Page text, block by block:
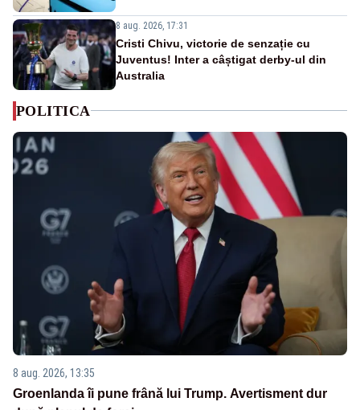
8 aug. 2026, 17:31
Cristi Chivu, victorie de senzație cu
Juventus! Inter a câștigat derby-ul din
Australia
POLITICA
8 aug. 2026, 13:35
Groenlanda îi pune frână lui Trump. Avertisment dur